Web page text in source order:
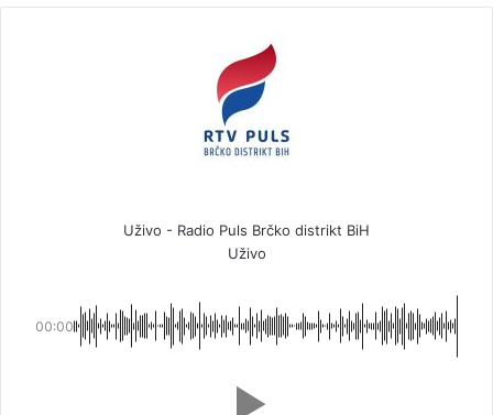
Uživo - Radio Puls Brčko distrikt BiH
Uživo
00:00